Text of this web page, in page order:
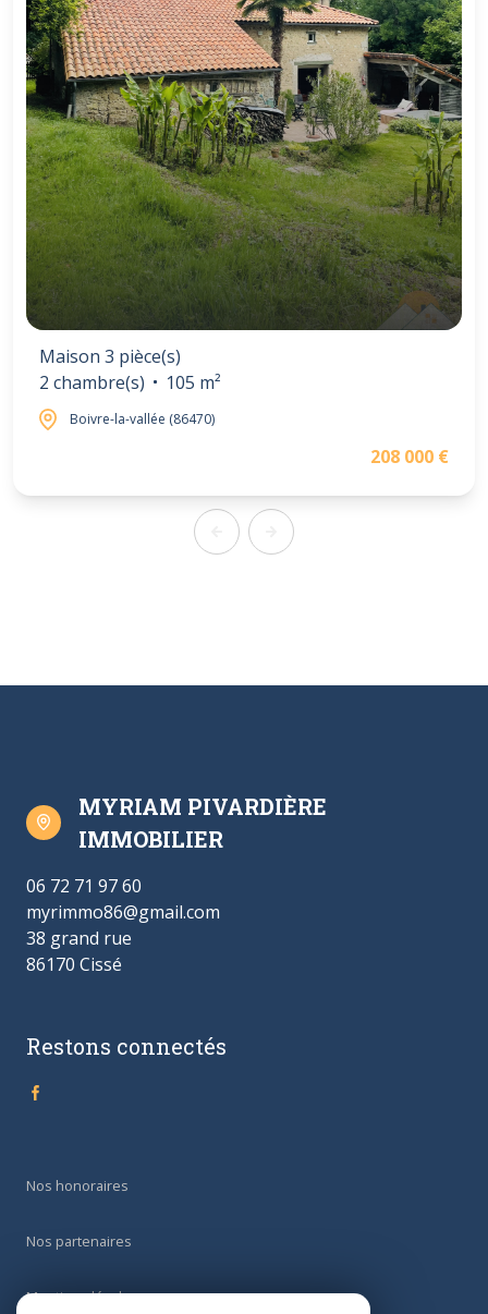
Maison 3 pièce(s)
2 chambre(s)
105 m²
Boivre-la-vallée (86470)
208 000 €
MYRIAM PIVARDIÈRE
IMMOBILIER
06 72 71 97 60
myrimmo86@gmail.com
38 grand rue
86170 Cissé
Restons connectés
Nos honoraires
Nos partenaires
Mentions légales